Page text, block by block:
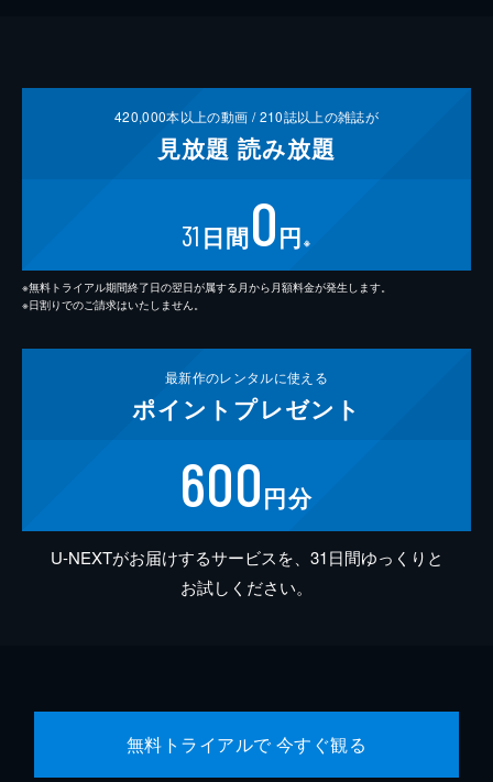
420,000本以上の動画 /210誌以上の雑誌が
見放題 読み放題
31 日間0円 ※
※無料トライアル期間終了日の翌日が属する月から月額料金が発生します。
※日割りでのご請求はいたしません。
最新作のレンタルに使える
ポイント プレゼント
600円分
U-NEXTがお届けするサービスを、31日間ゆっくりと
お試しください。
無料トライアルで 今すぐ観る